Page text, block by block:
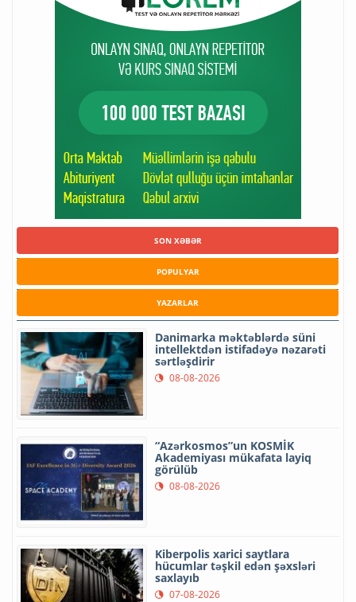
SON XƏBƏR
POPULYAR
YAZARLAR
Danimarka məktəblərdə süni
intellektdən istifadəyə nəzarəti
sərtləşdirir
08-08-2026
“Azərkosmos”un KOSMİK
Akademiyası mükafata layiq
görülüb
08-08-2026
Kiberpolis xarici saytlara
hücumlar təşkil edən şəxsləri
saxlayıb
07-08-2026